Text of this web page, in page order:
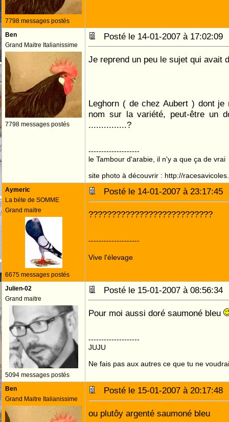
7798 messages postés
Ben
Grand Maitre Italianissime
7798 messages postés
Posté le 14-01-2007 à
Je reprend un peu le sujet qui avait
Leghorn ( de chez Aubert ) dont
nom sur la variété, peut-être un
...............?
--------------------
le Tambour d'arabie, il n'y a que ça de vrai
site photo à découvrir : http://
Aymeric
La béte de SOMME
Grand maitre
6675 messages postés
Posté le 14-01-2007 à
???????????????????????????
--------------------
Vive l'élevage
Julien-02
Grand maitre
5094 messages postés
Posté le 15-01-2007 à
Pour moi aussi doré saumoné bleu
--------------------
JUJU
Ne fais pas aux autres ce que tu ne
Ben
Grand Maitre Italianissime
Posté le 15-01-2007 à
ou plutôy argenté saumoné bleu